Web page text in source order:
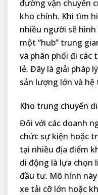
đường vận chuyển
kho chính. Khi tìm
nhiều người sẽ
một “hub” trung
và phân phối đi các
lẻ. Đây là giải pháp
sản lượng lớn và
Kho trung chuyển
Đối với các doanh
chức sự kiện hoặc
tại nhiều địa điểm
di động là lựa chọn
đầu tư. Mô hình
xe tải cỡ lớn hoặc